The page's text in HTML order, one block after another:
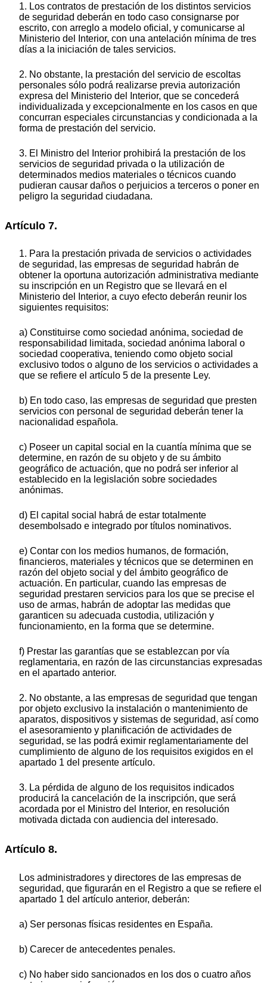
1. Los contratos de prestación de los distintos servicios
de seguridad deberán en todo caso consignarse por
escrito, con arreglo a modelo oficial, y comunicarse al
Ministerio del Interior, con una antelación mínima de tres
días a la iniciación de tales servicios.
2. No obstante, la prestación del servicio de escoltas
personales sólo podrá realizarse previa autorización
expresa del Ministerio del Interior, que se concederá
individualizada y excepcionalmente en los casos en que
concurran especiales circunstancias y condicionada a la
forma de prestación del servicio.
3. El Ministro del Interior prohibirá la prestación de los
servicios de seguridad privada o la utilización de
determinados medios materiales o técnicos cuando
pudieran causar daños o perjuicios a terceros o poner en
peligro la seguridad ciudadana.
Artículo 7.
1. Para la prestación privada de servicios o actividades
de seguridad, las empresas de seguridad habrán de
obtener la oportuna autorización administrativa mediante
su inscripción en un Registro que se llevará en el
Ministerio del Interior, a cuyo efecto deberán reunir los
siguientes requisitos:
a) Constituirse como sociedad anónima, sociedad de
responsabilidad limitada, sociedad anónima laboral o
sociedad cooperativa, teniendo como objeto social
exclusivo todos o alguno de los servicios o actividades a
que se refiere el artículo 5 de la presente Ley.
b) En todo caso, las empresas de seguridad que presten
servicios con personal de seguridad deberán tener la
nacionalidad española.
c) Poseer un capital social en la cuantía mínima que se
determine, en razón de su objeto y de su ámbito
geográfico de actuación, que no podrá ser inferior al
establecido en la legislación sobre sociedades
anónimas.
d) El capital social habrá de estar totalmente
desembolsado e integrado por títulos nominativos.
e) Contar con los medios humanos, de formación,
financieros, materiales y técnicos que se determinen en
razón del objeto social y del ámbito geográfico de
actuación. En particular, cuando las empresas de
seguridad prestaren servicios para los que se precise el
uso de armas, habrán de adoptar las medidas que
garanticen su adecuada custodia, utilización y
funcionamiento, en la forma que se determine.
f) Prestar las garantías que se establezcan por vía
reglamentaria, en razón de las circunstancias expresadas
en el apartado anterior.
2. No obstante, a las empresas de seguridad que tengan
por objeto exclusivo la instalación o mantenimiento de
aparatos, dispositivos y sistemas de seguridad, así como
el asesoramiento y planificación de actividades de
seguridad, se las podrá eximir reglamentariamente del
cumplimiento de alguno de los requisitos exigidos en el
apartado 1 del presente artículo.
3. La pérdida de alguno de los requisitos indicados
producirá la cancelación de la inscripción, que será
acordada por el Ministro del Interior, en resolución
motivada dictada con audiencia del interesado.
Artículo 8.
Los administradores y directores de las empresas de
seguridad, que figurarán en el Registro a que se refiere el
apartado 1 del artículo anterior, deberán:
a) Ser personas físicas residentes en España.
b) Carecer de antecedentes penales.
c) No haber sido sancionados en los dos o cuatro años